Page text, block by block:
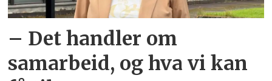
– Det handler om
samarbeid, og hva vi kan